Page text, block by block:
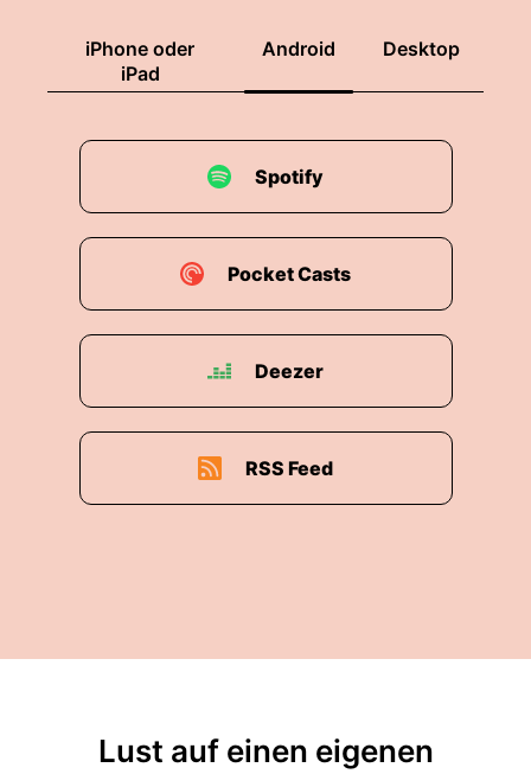
iPhone oder
iPad
Android Desktop
Spotify
Pocket Casts
Deezer
RSS Feed
Lust auf einen eigenen